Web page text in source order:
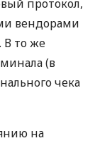
протокол,
вендорами
В то же
(в
чека
на